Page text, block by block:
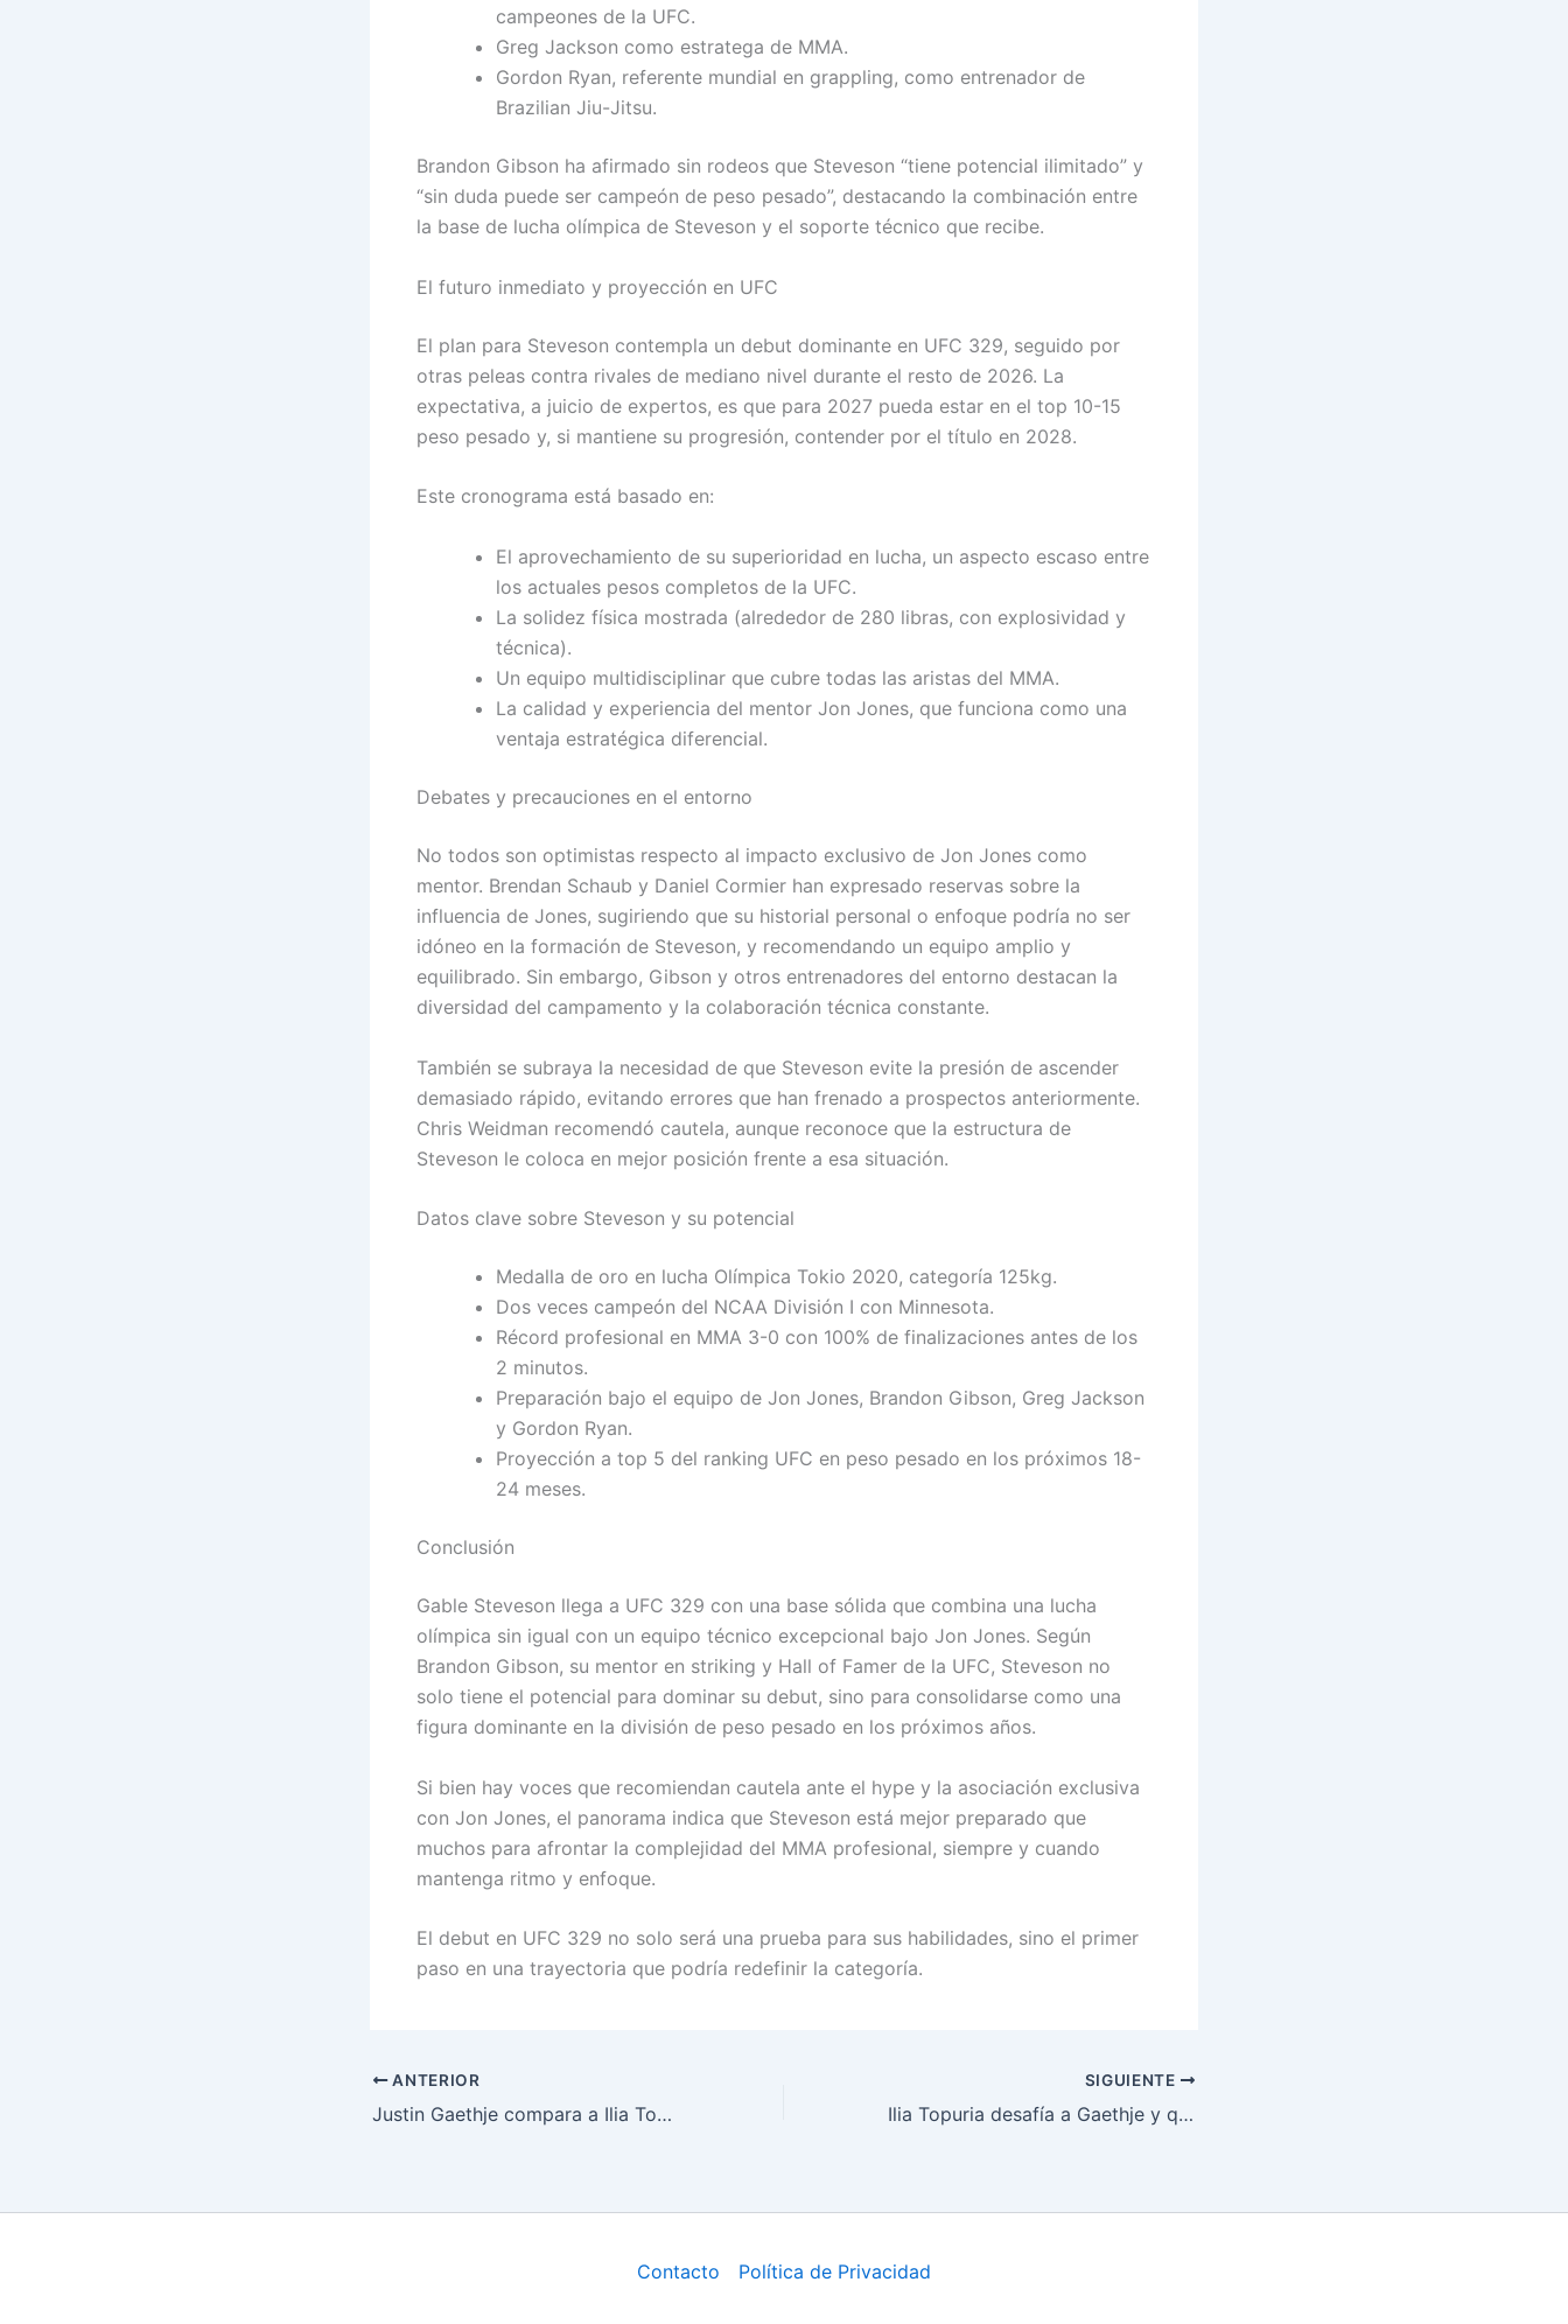
campeones de la UFC.
Greg Jackson como estratega de MMA.
Gordon Ryan, referente mundial en grappling, como entrenador de
Brazilian Jiu-Jitsu.
Brandon Gibson ha afirmado sin rodeos que Steveson “tiene potencial ilimitado” y
“sin duda puede ser campeón de peso pesado”, destacando la combinación entre
la base de lucha olímpica de Steveson y el soporte técnico que recibe.
El futuro inmediato y proyección en UFC
El plan para Steveson contempla un debut dominante en UFC 329, seguido por
otras peleas contra rivales de mediano nivel durante el resto de 2026. La
expectativa, a juicio de expertos, es que para 2027 pueda estar en el top 10-15
peso pesado y, si mantiene su progresión, contender por el título en 2028.
Este cronograma está basado en:
El aprovechamiento de su superioridad en lucha, un aspecto escaso entre
los actuales pesos completos de la UFC.
La solidez física mostrada (alrededor de 280 libras, con explosividad y
técnica).
Un equipo multidisciplinar que cubre todas las aristas del MMA.
La calidad y experiencia del mentor Jon Jones, que funciona como una
ventaja estratégica diferencial.
Debates y precauciones en el entorno
No todos son optimistas respecto al impacto exclusivo de Jon Jones como
mentor. Brendan Schaub y Daniel Cormier han expresado reservas sobre la
influencia de Jones, sugiriendo que su historial personal o enfoque podría no ser
idóneo en la formación de Steveson, y recomendando un equipo amplio y
equilibrado. Sin embargo, Gibson y otros entrenadores del entorno destacan la
diversidad del campamento y la colaboración técnica constante.
También se subraya la necesidad de que Steveson evite la presión de ascender
demasiado rápido, evitando errores que han frenado a prospectos anteriormente.
Chris Weidman recomendó cautela, aunque reconoce que la estructura de
Steveson le coloca en mejor posición frente a esa situación.
Datos clave sobre Steveson y su potencial
Medalla de oro en lucha Olímpica Tokio 2020, categoría 125kg.
Dos veces campeón del NCAA División I con Minnesota.
Récord profesional en MMA 3-0 con 100% de finalizaciones antes de los
2 minutos.
Preparación bajo el equipo de Jon Jones, Brandon Gibson, Greg Jackson
y Gordon Ryan.
Proyección a top 5 del ranking UFC en peso pesado en los próximos 18-
24 meses.
Conclusión
Gable Steveson llega a UFC 329 con una base sólida que combina una lucha
olímpica sin igual con un equipo técnico excepcional bajo Jon Jones. Según
Brandon Gibson, su mentor en striking y Hall of Famer de la UFC, Steveson no
solo tiene el potencial para dominar su debut, sino para consolidarse como una
figura dominante en la división de peso pesado en los próximos años.
Si bien hay voces que recomiendan cautela ante el hype y la asociación exclusiva
con Jon Jones, el panorama indica que Steveson está mejor preparado que
muchos para afrontar la complejidad del MMA profesional, siempre y cuando
mantenga ritmo y enfoque.
El debut en UFC 329 no solo será una prueba para sus habilidades, sino el primer
paso en una trayectoria que podría redefinir la categoría.
ANTERIOR
Justin Gaethje compara a Ilia Topuria con McGregor y predice caída
SIGUIENTE
Ilia Topuria desafía a Gaethje y quiere título wélter tras UFC Freedom 250
Contacto Política de Privacidad